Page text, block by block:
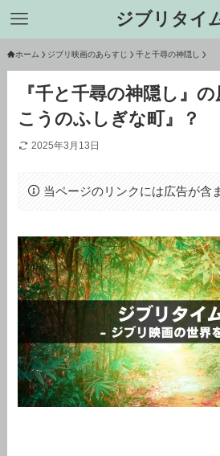
ジブリタイ
ホーム ジブリ映画のあらすじ 千と千尋の神隠し
『千と千尋の神隠し』
こうのふしぎな町』？
2025年3月13日
当ページのリンクには広告が含